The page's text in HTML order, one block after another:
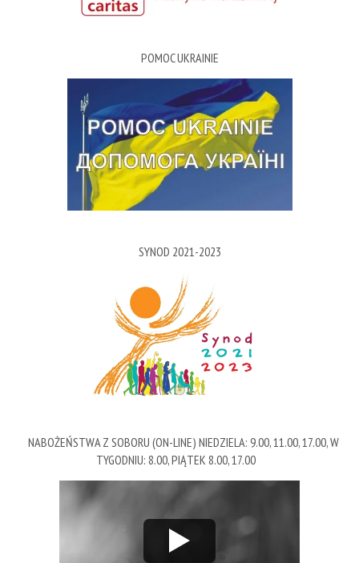
POMOC UKRAINIE
SYNOD 2021-2023
NABOŻEŃSTWA Z SOBORU (ON-LINE) NIEDZIELA: 9.00, 11.00, 17.00, W
TYGODNIU: 8.00, PIĄTEK 8.00, 17.00